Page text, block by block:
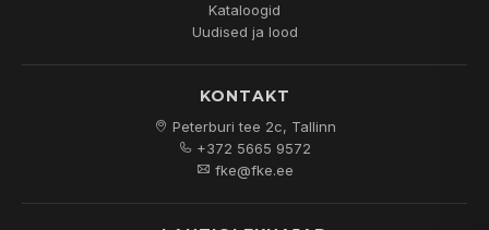
Kataloogid
Uudised ja lood
KONTAKT
Peterburi tee 2c, Tallinn
+372 5665 9572
fke@fke.ee